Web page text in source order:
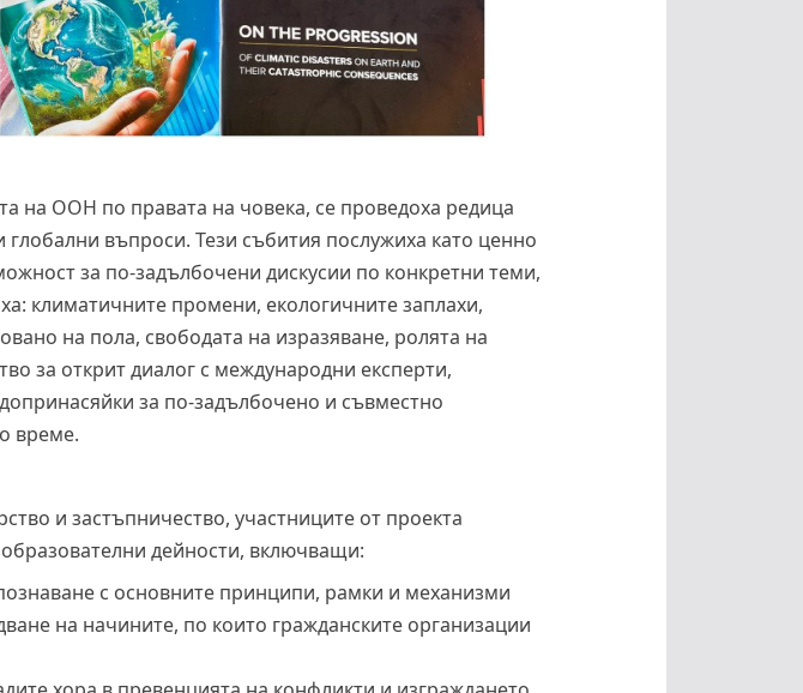
на ООН по правата на човека, се проведоха редица
въпроси. Тези събития послужиха като ценно
за по-задълбочени дискусии по конкретни теми,
климатичните промени, екологичните заплахи,
на пола, свободата на изразяване, ролята на
за открит диалог с международни експерти,
за по-задълбочено и съвместно
време.
и застъпничество, участниците от проекта
дейности, включващи:
с основните принципи, рамки и механизми
на начините, по които гражданските организации